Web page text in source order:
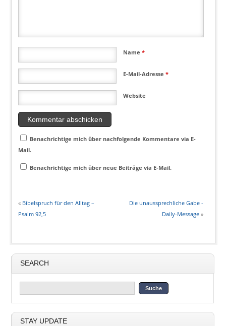
Name*
E-Mail-Adresse*
Website
Benachrichtige mich über nachfolgende Kommentare via E-
Mail.
Benachrichtige mich über neue Beiträge via E-Mail.
« Bibelspruch für den Alltag –
Psalm 92,5
Die unaussprechliche Gabe -
Daily-Message »
SEARCH
STAY UPDATE